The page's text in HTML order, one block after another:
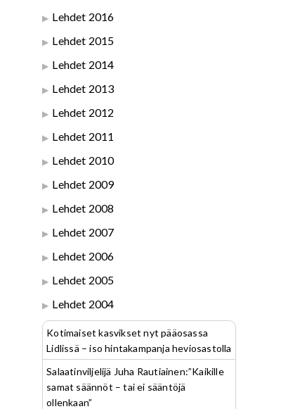
Lehdet 2016
Lehdet 2015
Lehdet 2014
Lehdet 2013
Lehdet 2012
Lehdet 2011
Lehdet 2010
Lehdet 2009
Lehdet 2008
Lehdet 2007
Lehdet 2006
Lehdet 2005
Lehdet 2004
Kotimaiset kasvikset nyt pääosassa
Lidlissä – iso hintakampanja heviosastolla
Salaatinviljelijä Juha Rautiainen:”Kaikille
samat säännöt – tai ei sääntöjä
ollenkaan”